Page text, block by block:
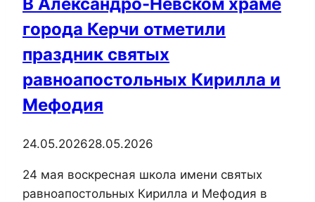
канун
Рождества
города Керчи отметили
праздник святых
равноапостольных Кирилла и
Мефодия
24.05.202628.05.2026
24 мая воскресная школа имени святых
равноапостольных Кирилла и Мефодия в